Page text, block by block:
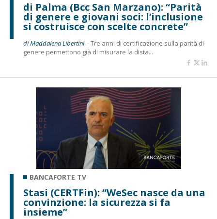
di Palma (Bcc San Marzano): “Parità
di genere e giovani soci: l’inclusione
si costruisce con scelte concrete”
di Maddalena Libertini -Tre anni di certificazione sulla parità di
genere permettono già di misurare la dista...
BANCAFORTE TV
Stasi (CERTFin): “WeSec nasce da una
convinzione: la sicurezza si fa
insieme”